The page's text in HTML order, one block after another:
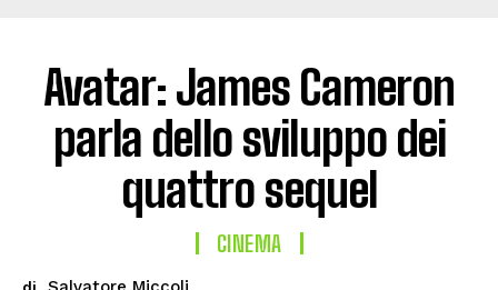
Avatar: James Cameron
parla dello sviluppo dei
quattro sequel
CINEMA